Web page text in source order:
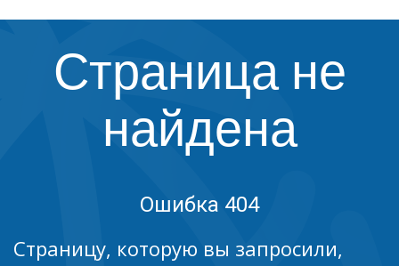
Страница не
найдена
Ошибка 404
Страницу, которую вы запросили,